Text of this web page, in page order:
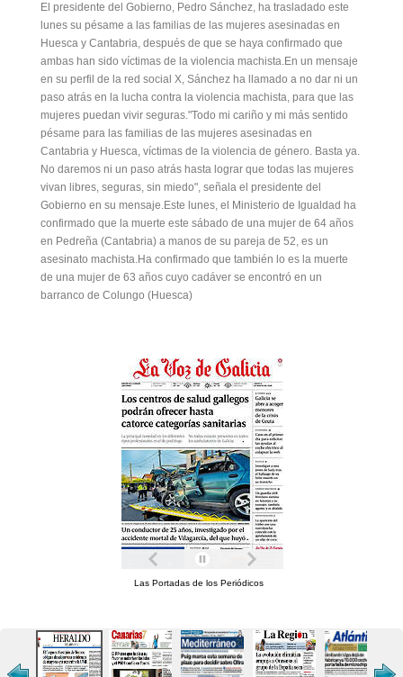
El presidente del Gobierno, Pedro Sánchez, ha trasladado este
lunes su pésame a las familias de las mujeres asesinadas en
Huesca y Cantabria, después de que se haya confirmado que
ambas han sido víctimas de la violencia machista.En un mensaje
en su perfil de la red social X, Sánchez ha llamado a no dar ni un
paso atrás en la lucha contra la violencia machista, para que las
mujeres puedan vivir seguras."Todo mi cariño y mi más sentido
pésame para las familias de las mujeres asesinadas en
Cantabria y Huesca, víctimas de la violencia de género. Basta ya.
No daremos ni un paso atrás hasta lograr que todas las mujeres
vivan libres, seguras, sin miedo", señala el presidente del
Gobierno en su mensaje.Este lunes, el Ministerio de Igualdad ha
confirmado que la muerte este sábado de una mujer de 64 años
en Pedreña (Cantabria) a manos de su pareja de 52, es un
asesinato machista.Ha confirmado que también lo es la muerte
de una mujer de 63 años cuyo cadáver se encontró en un
barranco de Colungo (Huesca)
Las Portadas de los Periódicos